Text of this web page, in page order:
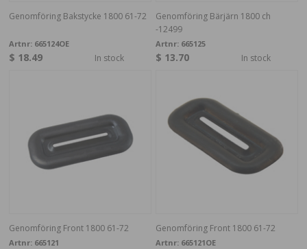
Genomföring Bakstycke 1800 61-72
Artnr: 665124OE
$ 18.49 In stock
Genomföring Bärjärn 1800 ch
-12499
Artnr: 665125
$ 13.70 In stock
Genomföring Front 1800 61-72
Artnr: 665121
Genomföring Front 1800 61-72
Artnr: 665121OE